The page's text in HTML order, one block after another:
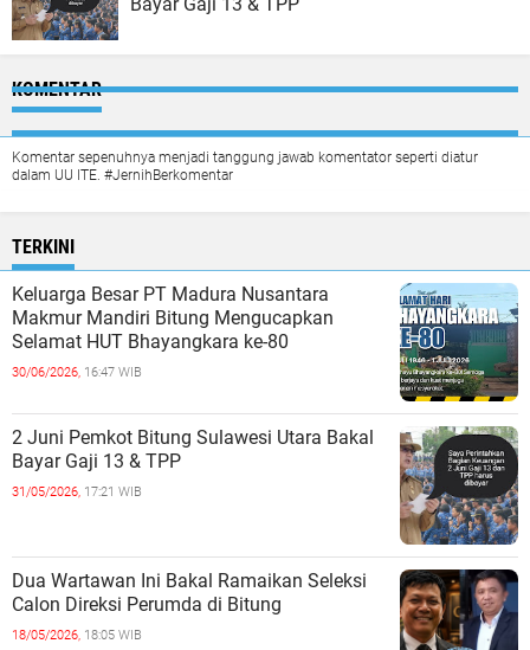
KOMENTAR
Komentar sepenuhnya menjadi tanggung jawab komentator seperti diatur
dalam UU ITE. #JernihBerkomentar
TERKINI
Keluarga Besar PT Madura Nusantara
Makmur Mandiri Bitung Mengucapkan
Selamat HUT Bhayangkara ke-80
30/06/2026, 16:47 WIB
2 Juni Pemkot Bitung Sulawesi Utara Bakal
Bayar Gaji 13 & TPP
31/05/2026, 17:21 WIB
Dua Wartawan Ini Bakal Ramaikan Seleksi
Calon Direksi Perumda di Bitung
18/05/2026, 18:05 WIB